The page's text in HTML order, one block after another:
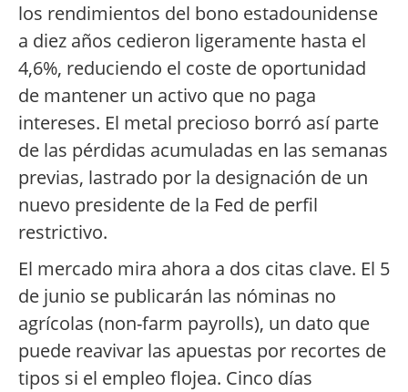
los rendimientos del bono estadounidense
a diez años cedieron ligeramente hasta el
4,6%, reduciendo el coste de oportunidad
de mantener un activo que no paga
intereses. El metal precioso borró así parte
de las pérdidas acumuladas en las semanas
previas, lastrado por la designación de un
nuevo presidente de la Fed de perfil
restrictivo.
El mercado mira ahora a dos citas clave. El 5
de junio se publicarán las nóminas no
agrícolas (non-farm payrolls), un dato que
puede reavivar las apuestas por recortes de
tipos si el empleo flojea. Cinco días